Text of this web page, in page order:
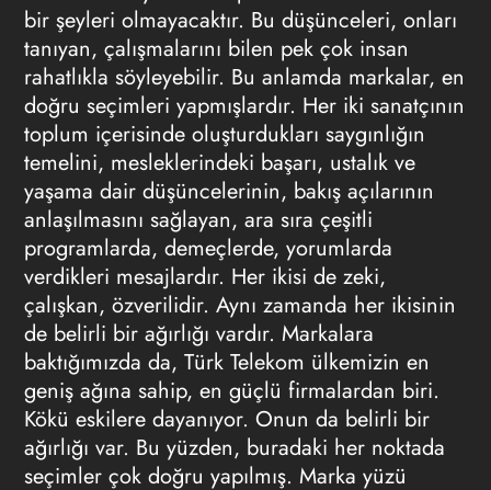
bir şeyleri olmayacaktır. Bu düşünceleri, onları
tanıyan, çalışmalarını bilen pek çok insan
rahatlıkla söyleyebilir. Bu anlamda markalar, en
doğru seçimleri yapmışlardır. Her iki sanatçının
toplum içerisinde oluşturdukları saygınlığın
temelini, mesleklerindeki başarı, ustalık ve
yaşama dair düşüncelerinin, bakış açılarının
anlaşılmasını sağlayan, ara sıra çeşitli
programlarda, demeçlerde, yorumlarda
verdikleri mesajlardır. Her ikisi de zeki,
çalışkan, özverilidir. Aynı zamanda her ikisinin
de belirli bir ağırlığı vardır. Markalara
baktığımızda da, Türk Telekom ülkemizin en
geniş ağına sahip, en güçlü firmalardan biri.
Kökü eskilere dayanıyor. Onun da belirli bir
ağırlığı var. Bu yüzden, buradaki her noktada
seçimler çok doğru yapılmış. Marka yüzü